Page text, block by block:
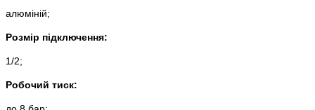
алюміній;
Розмір підключення:
1/2;
Робочий тиск: